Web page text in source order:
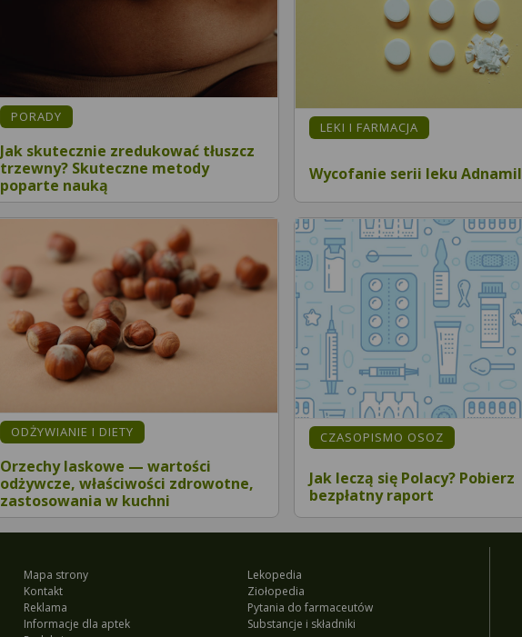
PORADY
Jak skutecznie zredukować tłuszcz
trzewny? Skuteczne metody
poparte nauką
LEKI I FARMACJA
Wycofanie serii leku Adnamil
ODŻYWIANIE I DIETY
Orzechy laskowe — wartości
odżywcze, właściwości zdrowotne,
zastosowania w kuchni
CZASOPISMO OSOZ
Jak leczą się Polacy? Pobierz
bezpłatny raport
Mapa strony
Kontakt
Reklama
Informacje dla aptek
Lekopedia
Ziołopedia
Pytania do farmaceutów
Substancje i składniki